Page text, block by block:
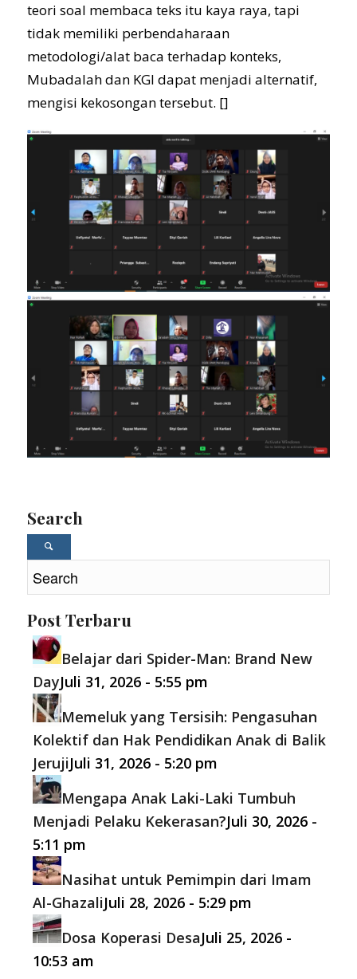
teori soal membaca teks itu kaya raya, tapi
tidak memiliki perbendaharaan
metodologi/alat baca terhadap konteks,
Mubadalah dan KGI dapat menjadi alternatif,
mengisi kekosongan tersebut. []
Search
Post Terbaru
Belajar dari Spider-Man: Brand New
DayJuli 31, 2026 - 5:55 pm
Memeluk yang Tersisih: Pengasuhan
Kolektif dan Hak Pendidikan Anak di Balik
JerujiJuli 31, 2026 - 5:20 pm
Mengapa Anak Laki-Laki Tumbuh
Menjadi Pelaku Kekerasan?Juli 30, 2026 -
5:11 pm
Nasihat untuk Pemimpin dari Imam
Al-GhazaliJuli 28, 2026 - 5:29 pm
Dosa Koperasi DesaJuli 25, 2026 -
10:53 am